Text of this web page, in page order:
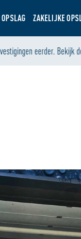
ZAKELIJKE
eerder. Bekijk